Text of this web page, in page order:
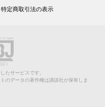
特定商取引法の表示
たサービスです。
のデータの著作権は講談社が保有しま